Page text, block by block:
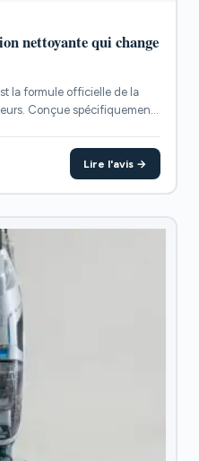
nettoyante qui change
la formule officielle de la
Conçue spécifiquement
Lire l'avis →